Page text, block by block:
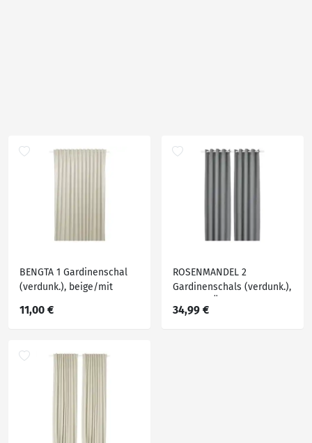
BENGTA 1 Gardinenschal
(verdunk.), beige/mit
11,00 €
ROSENMANDEL 2
Gardinenschals (verdunk.),
34,99 €